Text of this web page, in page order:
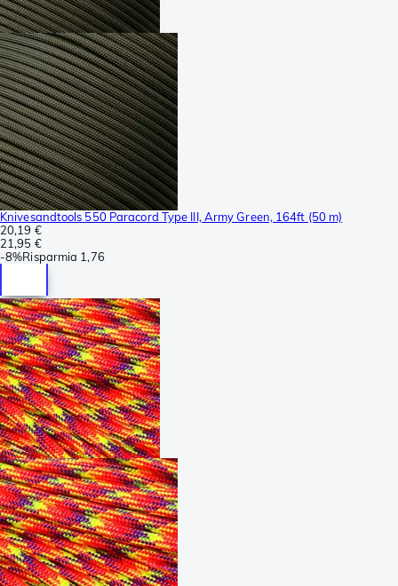
Knivesandtools 550 Paracord Type III, Army Green, 164ft (50 m)
20,19 €
21,95 €
-8%Risparmia 1,76